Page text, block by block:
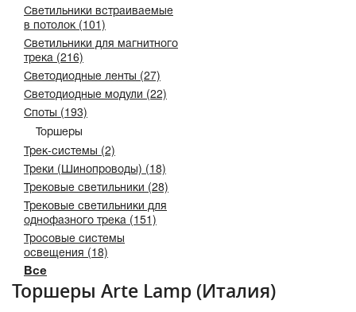
Светильники встраиваемые
в потолок (101)
Светильники для магнитного
трека (216)
Светодиодные ленты (27)
Светодиодные модули (22)
Споты (193)
Торшеры
Трек-системы (2)
Треки (Шинопроводы) (18)
Трековые светильники (28)
Трековые светильники для
однофазного трека (151)
Тросовые системы
освещения (18)
Все
Торшеры Arte Lamp (Италия)